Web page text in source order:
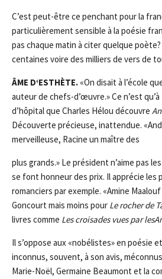
C’est peut-être ce penchant pour la
particulièrement sensible à la poésie
pas chaque matin à citer quelque
centaines voire des milliers de vers de
ÂME D‘ESTHÈTE. «On disait à l’école
auteur de chefs-d’œuvre.» Ce n’est
d’hôpital que Charles Hélou découvre An
Découverte précieuse, inattendue.
merveilleuse, Racine un maître des
plus grands.» Le président n’aime pas
se font honneur des prix. Il apprécie les
romanciers par exemple. «Amine
Goncourt mais moins pour Le rocher de T
livres comme Les croisades vuespar le
Il s’oppose aux «nobélistes» en poésie
inconnus, souvent, à son avis,
Marie-Noël, Germaine Beaumont et la